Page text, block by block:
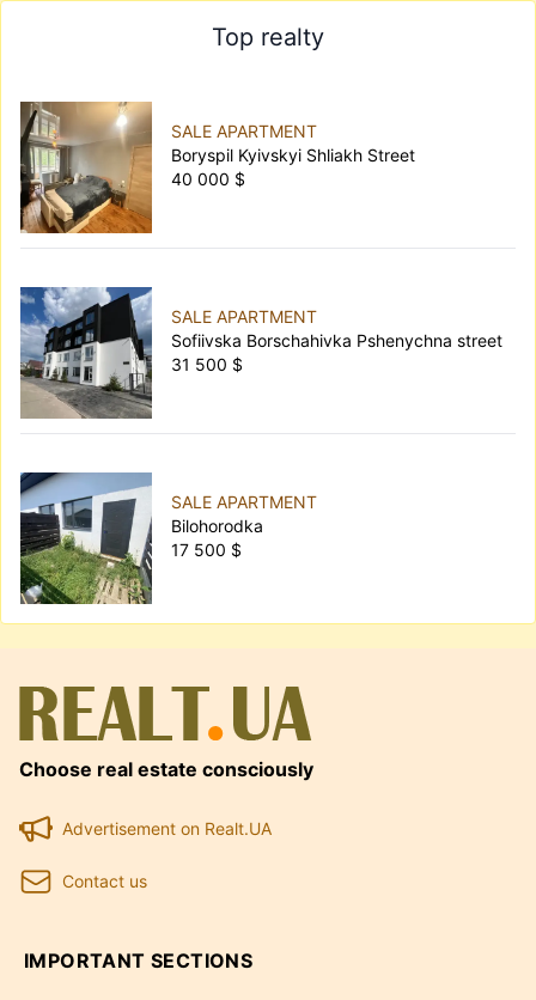
Top realty
SALE APARTMENT
Boryspil Kyivskyi Shliakh Street
40 000 $
SALE APARTMENT
Sofiivska Borschahivka Pshenychna street
31 500 $
SALE APARTMENT
Bilohorodka
17 500 $
Choose real estate consciously
Advertisement on Realt.UA
Contact us
IMPORTANT SECTIONS